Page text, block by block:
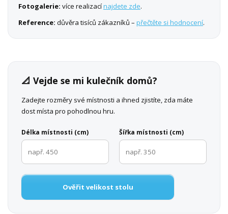
Fotogalerie: více realizacínajdete zde.
Reference: důvěra tisíců zákazníků – přečtěte si hodnocení.
📐 Vejde se mi kulečník domů?
Zadejte rozměry své místnosti a ihned zjistíte, zda máte
dost místa pro pohodlnou hru.
Délka místnosti (cm) Šířka místnosti (cm)
Ověřit velikost stolu